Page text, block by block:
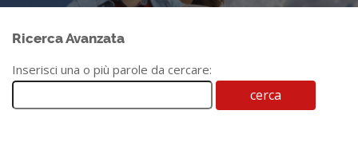
Ricerca Avanzata
Inserisci una o più parole da cercare: